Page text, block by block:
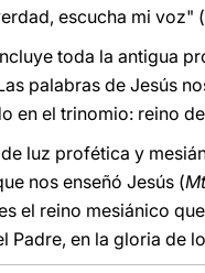
escucha mi voz" (
toda la antigua
palabras de Jesús
en el trinomio: reino
luz profética y
nos enseñó Jesús (Mt
el reino mesiánico
Padre, en la gloria de